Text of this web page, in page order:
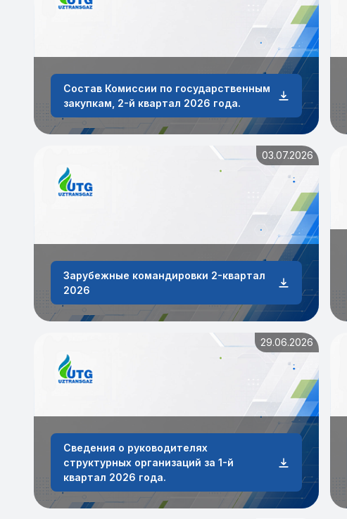
Состав Комиссии по государственным
закупкам, 2-й квартал 2026 года.
03.07.2026
Зарубежные командировки 2-квартал
2026
29.06.2026
Сведения о руководителях
структурных организаций за 1-й
квартал 2026 года.